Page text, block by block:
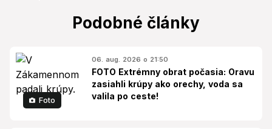
Podobné články
Foto
06. aug. 2026 o 21:50
FOTO Extrémny obrat počasia: Oravu
zasiahli krúpy ako orechy, voda sa
valila po ceste!